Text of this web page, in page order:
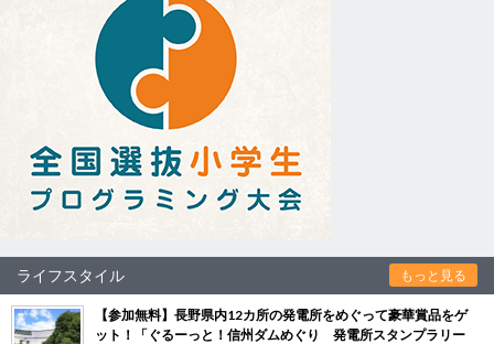
ライフスタイル もっと見る
【参加無料】長野県内12カ所の発電所をめぐって豪華賞品をゲ
ット！「ぐるーっと！信州ダムめぐり 発電所スタンプラリー